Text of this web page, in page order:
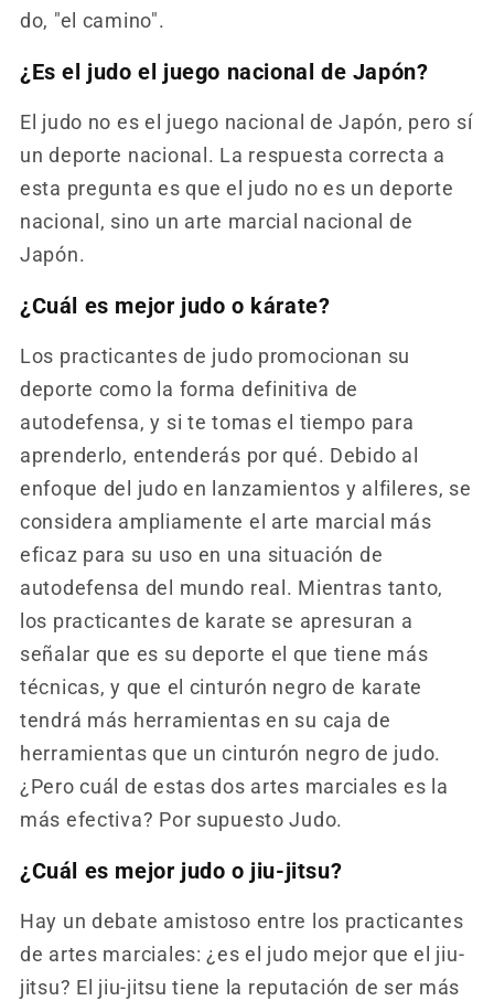
do, "el camino".
¿Es el judo el juego nacional de Japón?
El judo no es el juego nacional de Japón, pero sí
un deporte nacional. La respuesta correcta a
esta pregunta es que el judo no es un deporte
nacional, sino un arte marcial nacional de
Japón.
¿Cuál es mejor judo o kárate?
Los practicantes de judo promocionan su
deporte como la forma definitiva de
autodefensa, y si te tomas el tiempo para
aprenderlo, entenderás por qué. Debido al
enfoque del judo en lanzamientos y alfileres, se
considera ampliamente el arte marcial más
eficaz para su uso en una situación de
autodefensa del mundo real. Mientras tanto,
los practicantes de karate se apresuran a
señalar que es su deporte el que tiene más
técnicas, y que el cinturón negro de karate
tendrá más herramientas en su caja de
herramientas que un cinturón negro de judo.
¿Pero cuál de estas dos artes marciales es la
más efectiva? Por supuesto Judo.
¿Cuál es mejor judo o jiu-jitsu?
Hay un debate amistoso entre los practicantes
de artes marciales: ¿es el judo mejor que el jiu-
jitsu? El jiu-jitsu tiene la reputación de ser más